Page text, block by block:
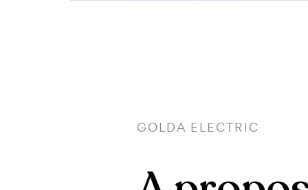
GOLDA ELECTRIC